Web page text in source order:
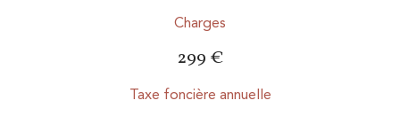
Charges
299 €
Taxe foncière annuelle